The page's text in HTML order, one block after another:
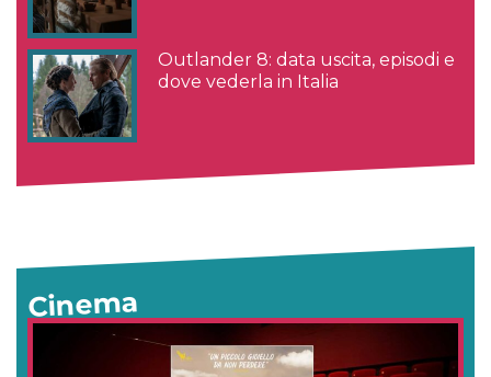
Outlander 8: data uscita, episodi e
dove vederla in Italia
Cinema